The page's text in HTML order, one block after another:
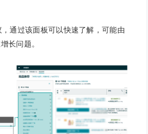
通过该面板可以快速了解，可能由
长问题。